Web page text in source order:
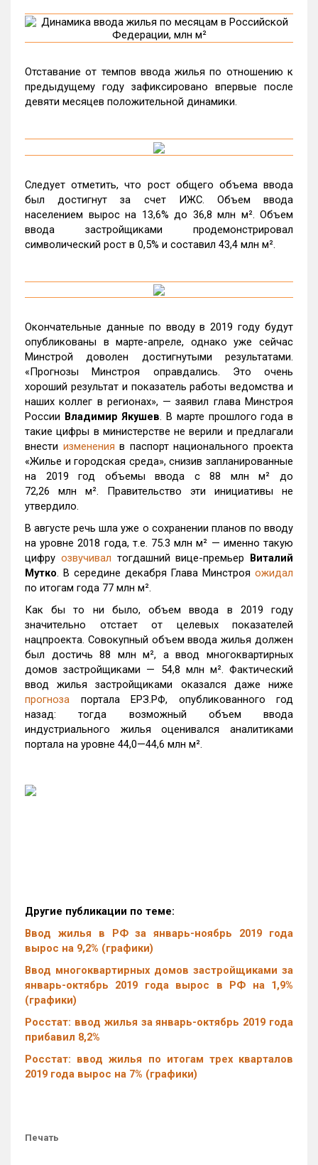
Отставание от темпов ввода жилья по отношению к
предыдущему году зафиксировано впервые после
девяти месяцев положительной динамики.
Следует отметить, что рост общего объема ввода
был достигнут за счет ИЖС. Объем ввода
населением вырос на 13,6% до 36,8 млн м². Объем
ввода застройщиками продемонстрировал
символический рост в 0,5% и составил 43,4 млн м².
Окончательные данные по вводу в 2019 году будут
опубликованы в марте-апреле, однако уже сейчас
Минстрой доволен достигнутыми результатами.
«Прогнозы Минстроя оправдались. Это очень
хороший результат и показатель работы ведомства и
наших коллег в регионах», — заявил глава Минстроя
России Владимир Якушев. В марте прошлого года в
такие цифры в министерстве не верили и предлагали
внести изменения в паспорт национального проекта
«Жилье и городская среда», снизив запланированные
на 2019 год объемы ввода с 88 млн м² до
72,26 млн м². Правительство эти инициативы не
утвердило.
В августе речь шла уже о сохранении планов по вводу
на уровне 2018 года, т.е. 75.3 млн м² — именно такую
цифру озвучивал тогдашний вице-премьер Виталий
Мутко. В середине декабря Глава Минстроя ожидал
по итогам года 77 млн м².
Как бы то ни было, объем ввода в 2019 году
значительно отстает от целевых показателей
нацпроекта. Совокупный объем ввода жилья должен
был достичь 88 млн м², а ввод многоквартирных
домов застройщиками — 54,8 млн м². Фактический
ввод жилья застройщиками оказался даже ниже
прогноза портала ЕРЗ.РФ, опубликованного год
назад: тогда возможный объем ввода
индустриального жилья оценивался аналитиками
портала на уровне 44,0—44,6 млн м².
Другие публикации по теме:
Ввод жилья в РФ за январь-ноябрь 2019 года
вырос на 9,2% (графики)
Ввод многоквартирных домов застройщиками за
январь-октябрь 2019 года вырос в РФ на 1,9%
(графики)
Росстат: ввод жилья за январь-октябрь 2019 года
прибавил 8,2%
Росстат: ввод жилья по итогам трех кварталов
2019 года вырос на 7% (графики)
Печать